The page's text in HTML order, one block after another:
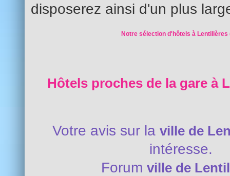
disposerez ainsi d'un plus
Notre sélection d'hôtels à Lentillères
Hôtels proches de la gare à
Votre avis sur la ville de
intéresse.
Forum ville de